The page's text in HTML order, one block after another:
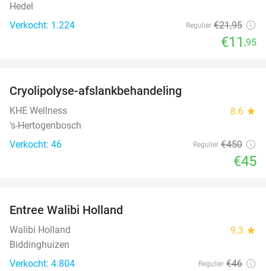
Hedel
Verkocht: 1.224
Regulier €21,95
€11 ,95
Cryolipolyse-afslankbehandeling
KHE Wellness 8.6 star
's-Hertogenbosch
Verkocht: 46
Regulier €450
€45
Entree Walibi Holland
Walibi Holland 9.3 star
Biddinghuizen
Verkocht: 4.804
Regulier €46